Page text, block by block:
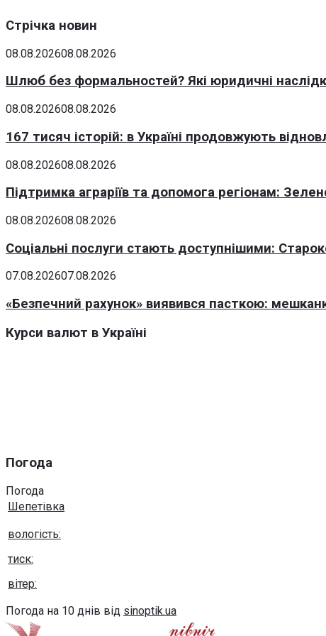
Стрічка новин
08.08.202608.08.2026
Шлюб без формальностей? Які юридичні
08.08.202608.08.2026
167 тисяч історій: в Україні продовжують
08.08.202608.08.2026
Підтримка аграріїв та допомога регіонам:
08.08.202608.08.2026
Соціальні послуги стають доступнішими:
07.08.202607.08.2026
«Безпечний рахунок» виявився пасткою:
Курси валют в Україні
Погода
Погода
Шепетівка
вологість:
тиск:
вітер:
Погода на 10 днів від sinoptik.ua